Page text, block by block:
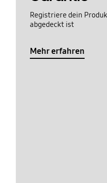
Registriere dein
abgedeckt ist
Mehr erfahren